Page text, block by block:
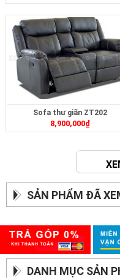
Sofa thư giãn ZT202
8,900,000₫
SẢN PHẨM ĐÃ
DANH MỤC SẢN